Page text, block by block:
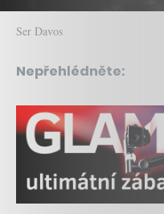
Ser Davos
Nepřehlédněte: